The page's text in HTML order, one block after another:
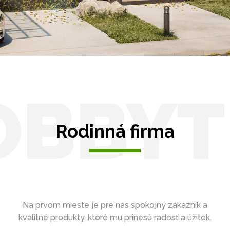
Zasklenie
Rodinná firma
Na prvom mieste je pre nás spokojný zákazník a
kvalitné produkty, ktoré mu prinesú radosť a úžitok.